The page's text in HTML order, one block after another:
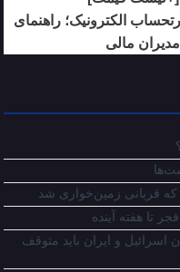
الکترونیک؛ راهنمای
مالی
قربانی زمین‌خواری شد
تا هفته آینده
اسرائیل و ایران باید متوقف